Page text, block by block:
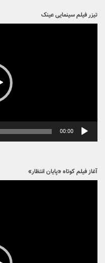
تیزر فیلم سینمایی عینک
00:00
آغاز فیلم کوتاه «پایان انتظار»